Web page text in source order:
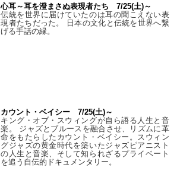
心耳～耳を澄まさぬ表現者たち 7/25(土)～
伝統を世界に届けていたのは耳の聞こえない表
現者たちだった。 日本の文化と伝統を世界へ繋
げる手話の縁。
カウント・ベイシー 7/25(土)～
キング・オブ・スウィングが自ら語る人生と音
楽。 ジャズとブルースを融合させ、リズムに革
命をもたらしたカウント・ベイシー。スウィン
グジャズの黄金時代を築いたジャズピアニスト
の人生と音楽、そして知られざるプライベート
を追う自伝的ドキュメンタリー。